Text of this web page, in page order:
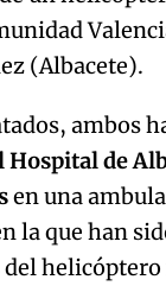
(Albacete).
ambos
Hospital de
en una
la que han